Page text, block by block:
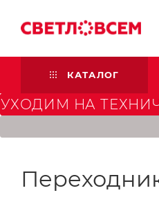
КАТАЛОГ
УХОДИМ НА